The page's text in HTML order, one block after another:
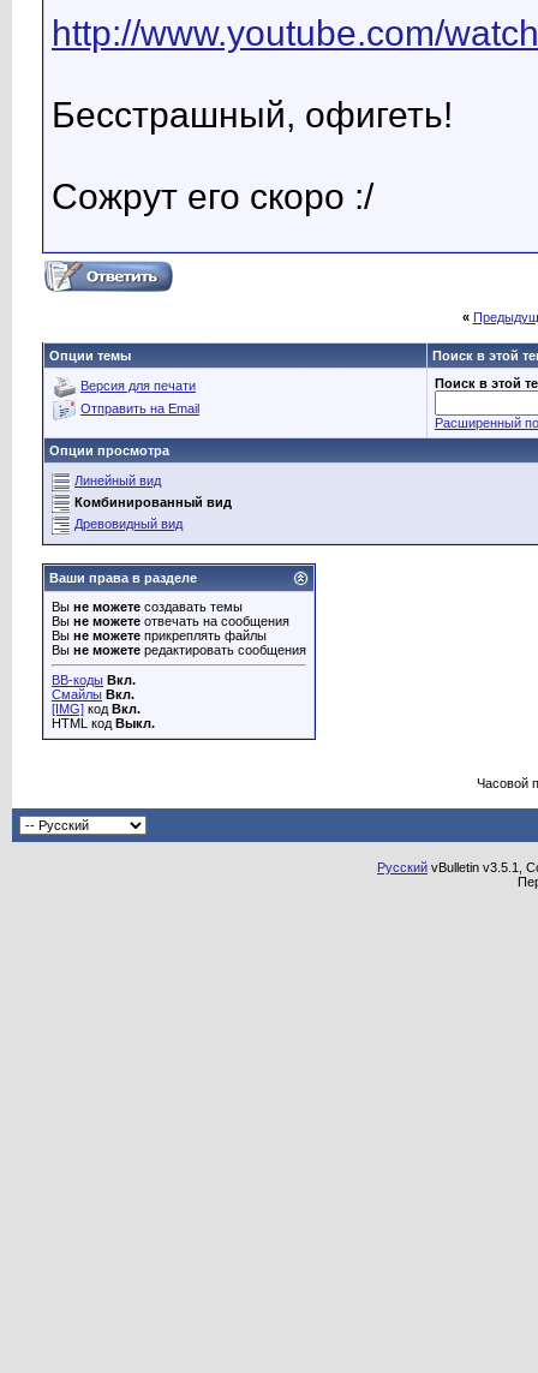
http://www.youtube.com/
Бесстрашный, офигеть!
Сожрут его скоро :/
«
Опции темы Поиск в этой
Версия для печати
Отправить на Email
Поиск в этой
Расширенный
Опции просмотра
Линейный вид
Комбинированный вид
Древовидный вид
Ваши права в разделе
Вы не можете создавать темы
Вы не можете отвечать на сообщения
Вы не можете прикреплять файлы
Вы не можете редактировать сообщения
BB-коды Вкл.
Смайлы Вкл.
[IMG] код Вкл.
HTML код Выкл.
Часовой
Русский vBulletin v3.5.1,